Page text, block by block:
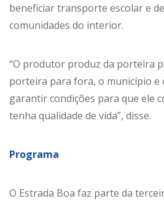
beneficiar transporte escolar e
comunidades do interior.
“O produtor produz da porteira
porteira para fora, o município e
garantir condições para que ele
tenha qualidade de vida”, disse.
Programa
O Estrada Boa faz parte da